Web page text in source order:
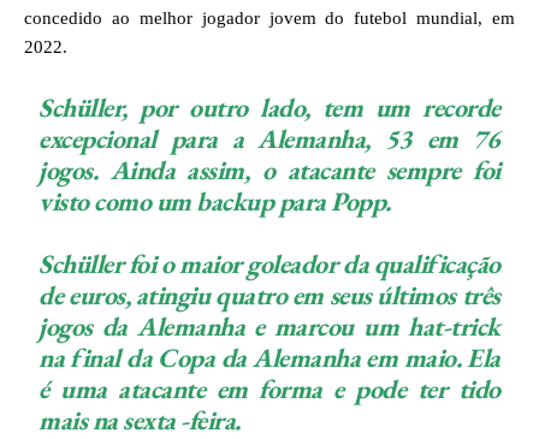
concedido ao melhor jogador jovem do futebol mundial, em
2022.
Schüller, por outro lado, tem um recorde
excepcional para a Alemanha, 53 em 76
jogos. Ainda assim, o atacante sempre foi
visto como um backup para Popp.
Schüller foi o maior goleador da qualificação
de euros, atingiu quatro em seus últimos três
jogos da Alemanha e marcou um hat-trick
na final da Copa da Alemanha em maio. Ela
é uma atacante em forma e pode ter tido
mais na sexta -feira.